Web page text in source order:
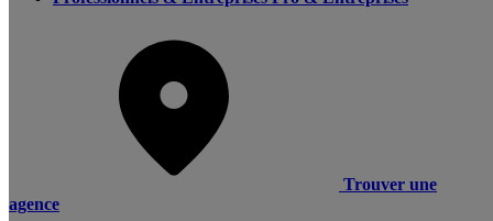
Trouver une
agence